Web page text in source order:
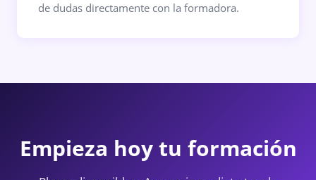
de dudas directamente con la formadora.
Empieza hoy tu formación